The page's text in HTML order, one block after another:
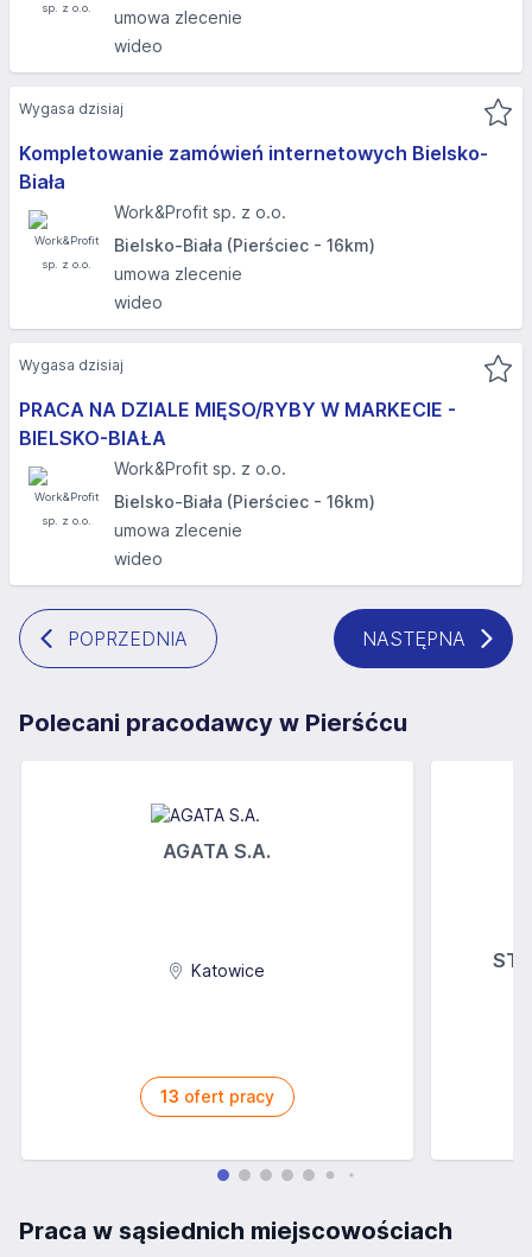
umowa zlecenie
wideo
Kompletowanie zamówień internetowych Bielsko-
Biała
Work&Profit sp. z o.o.
Bielsko-Biała (Pierściec - 16km)
umowa zlecenie
wideo
Wygasa dzisiaj
PRACA NA DZIALE MIĘSO/RYBY W MARKECIE -
BIELSKO-BIAŁA​
Work&Profit sp. z o.o.
Bielsko-Biała (Pierściec - 16km)
umowa zlecenie
wideo
Wygasa dzisiaj
POPRZEDNIA NASTĘPNA
Polecani pracodawcy w Pierśćcu
AGATA S.A.
Katowice
13 ofert pracy
Praca w sąsiednich miejscowościach